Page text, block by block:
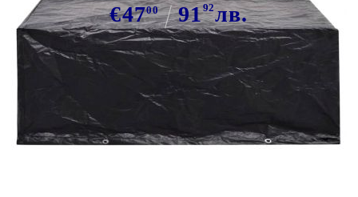
€4700 9192лв.
В наличност: 200 бр.
Време за доставка: 5 до 9 дни